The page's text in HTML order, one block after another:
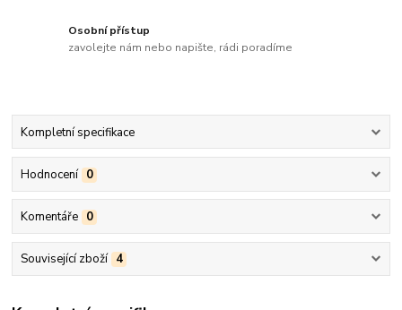
Osobní přístup
zavolejte nám nebo napište, rádi poradíme
Kompletní specifikace
Hodnocení 0
Komentáře 0
Související zboží 4